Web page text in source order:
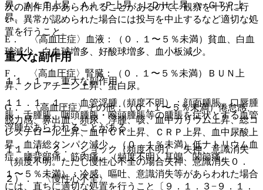
昇、ＡＬＴ上昇、Ａｌ−Ｐ上昇、ＬＤＨ上昇、γ−ＧＴＰ上
昇。
E． 〈高血圧症〉血液：（０．１〜５％未満）貧血、白血
球減少、白血球増多、好酸球増多、血小板減少。
F． 〈高血圧症〉腎臓：（０．１〜５％未満）ＢＵＮ上
昇、クレアチニン上昇、蛋白尿。
G． 〈高血圧症〉その他：（０．１〜５％未満）倦怠感、
脱力感、鼻出血、頻尿、浮腫、咳、血中カリウム上昇、総コ
レステロール上昇、血中ＣＫ上昇、ＣＲＰ上昇、血中尿酸上
昇、血清総タンパク減少、（０．１％未満）低ナトリウム血
症、腰背部痛、筋肉痛、（頻度不明）耳鳴、関節痛。
２）． 〈慢性心不全〉
次の副作用があらわれることがあるので、観察を十分に行
い、異常が認められた場合には投与を中止するなど適切な処
置を行うこと。
重大な副作用
１１．１． 重大な副作用
１１．１．１． 血管浮腫（頻度不明）：顔面腫脹、口唇腫
脹、舌腫脹、咽頭腫脹・喉頭腫脹等の腫脹を症状とする血管
浮腫があらわれることがある。
１１．１．２． ショック（頻度不明）、失神、意識消失
（頻度不明。ただし慢性心不全の場合失神、意識消失０．
１〜５％未満）：冷感、嘔吐、意識消失等があらわれた場合
には、直ちに適切な処置を行うこと〔９．１．３−９．１．